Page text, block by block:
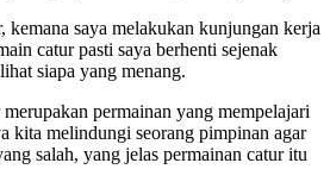
kemana saya melakukan kunjungan kerja
catur pasti saya berhenti sejenak
siapa yang menang.
permainan yang mempelajari
kita melindungi seorang pimpinan agar
salah, yang jelas permainan catur itu